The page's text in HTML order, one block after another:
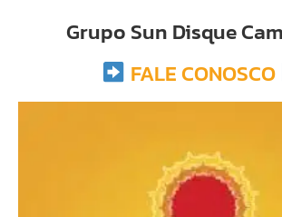
Grupo Sun Disque
FALE CONOSCO